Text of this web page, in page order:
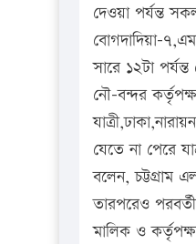
দেওয়া পর্যন্ত
বোগদাদিয়া-
সারে ১২টা
নৌ-বন্দর
যেতে না পেরে
বলেন, চট্টগ্রাম
তারপরেও
মালিক ও